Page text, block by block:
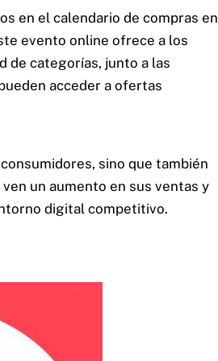
en el calendario de compras en
evento online ofrece a los
de categorías, junto a las
acceder a ofertas
sino que también
un aumento en sus ventas y
digital competitivo.